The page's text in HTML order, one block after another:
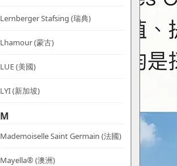
Lernberger Stafsing (瑞典)
Lhamour (蒙古)
LUE (美國)
LYI (新加坡)
M
Mademoiselle Saint Germain (法國)
Mayella® (澳洲)